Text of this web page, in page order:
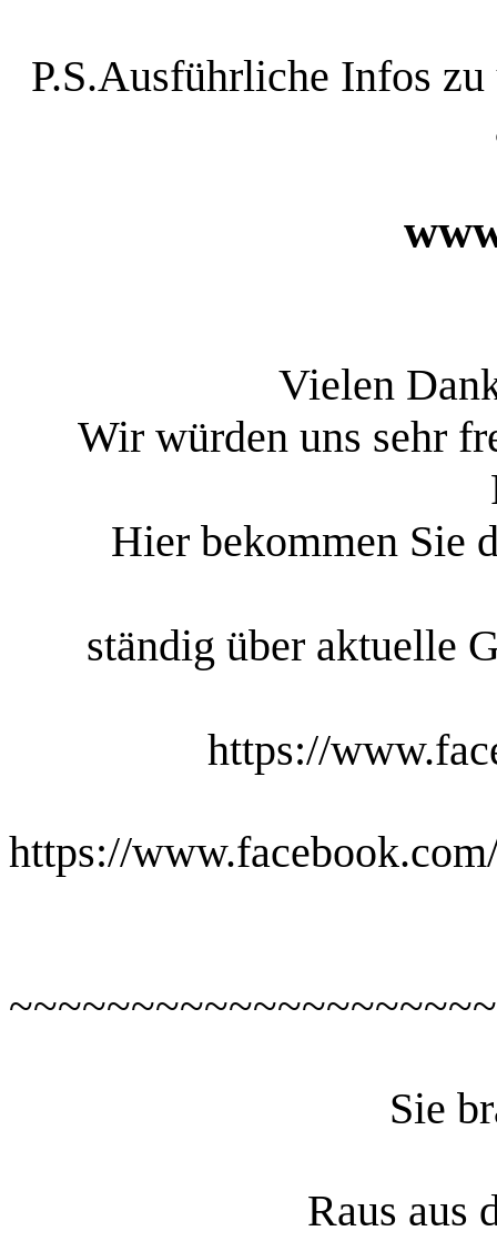
P.S.Ausführliche Infos
Vielen
Wir würden uns sehr
Hier bekommen Sie
ständig über aktuelle
https://
https://
Sie
Raus aus